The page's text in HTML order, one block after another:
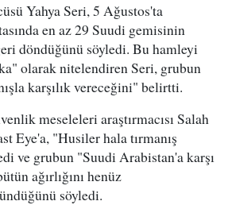
Yahya Seri, 5 Ağustos'ta
en az 29 Suudi gemisinin
döndüğünü söyledi. Bu hamleyi
olarak nitelendiren Seri, grubun
karşılık vereceğini" belirtti.
meseleleri araştırmacısı Salah
Eye'a, "Husiler hala tırmanış
ve grubun "Suudi Arabistan'a karşı
ağırlığını henüz
söyledi.